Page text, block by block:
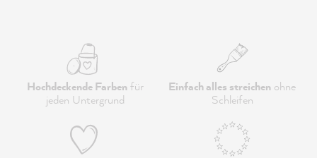
Hochdeckende Farbenfür
jeden Untergrund
Einfach alles streichen ohne
Schleifen